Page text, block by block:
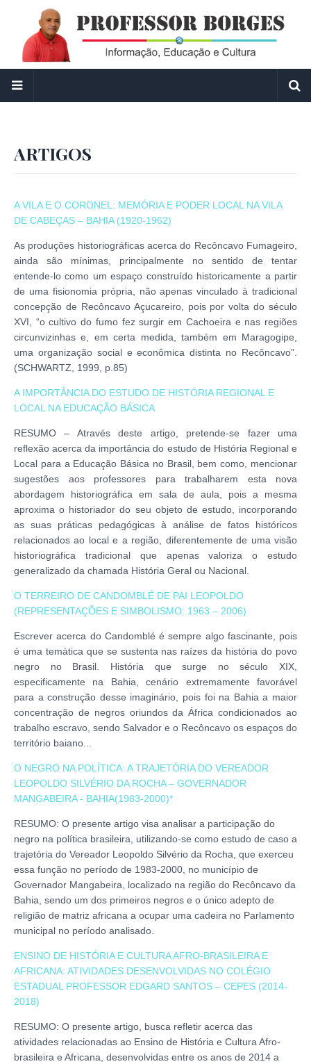
ARTIGOS
A VILA E O CORONEL: MEMÓRIA E PODER LOCAL NA VILA
DE CABEÇAS – BAHIA (1920-1962)
As produções historiográficas acerca do Recôncavo Fumageiro,
ainda são mínimas, principalmente no sentido de tentar
entende-lo como um espaço construído historicamente a partir
de uma fisionomia própria, não apenas vinculado à tradicional
concepção de Recôncavo Açucareiro, pois por volta do século
XVI, “o cultivo do fumo fez surgir em Cachoeira e nas regiões
circunvizinhas e, em certa medida, também em Maragogipe,
uma organização social e econômica distinta no Recôncavo”.
(SCHWARTZ, 1999, p.85)
A IMPORTÂNCIA DO ESTUDO DE HISTÓRIA REGIONAL E
LOCAL NA EDUCAÇÃO BÁSICA
RESUMO – Através deste artigo, pretende-se fazer uma
reflexão acerca da importância do estudo de História Regional e
Local para a Educação Básica no Brasil, bem como, mencionar
sugestões aos professores para trabalharem esta nova
abordagem historiográfica em sala de aula, pois a mesma
aproxima o historiador do seu objeto de estudo, incorporando
as suas práticas pedagógicas à análise de fatos históricos
relacionados ao local e a região, diferentemente de uma visão
historiográfica tradicional que apenas valoriza o estudo
generalizado da chamada História Geral ou Nacional.
O TERREIRO DE CANDOMBLÉ DE PAI LEOPOLDO
(REPRESENTAÇÕES E SIMBOLISMO: 1963 – 2006)
Escrever acerca do Candomblé é sempre algo fascinante, pois
é uma temática que se sustenta nas raízes da história do povo
negro no Brasil. História que surge no século XIX,
especificamente na Bahia, cenário extremamente favorável
para a construção desse imaginário, pois foi na Bahia a maior
concentração de negros oriundos da África condicionados ao
trabalho escravo, sendo Salvador e o Recôncavo os espaços do
território baiano...
O NEGRO NA POLÍTICA: A TRAJETÓRIA DO VEREADOR
LEOPOLDO SILVÉRIO DA ROCHA – GOVERNADOR
MANGABEIRA - BAHIA(1983-2000)*
RESUMO: O presente artigo visa analisar a participação do
negro na política brasileira, utilizando-se como estudo de caso a
trajetória do Vereador Leopoldo Silvério da Rocha, que exerceu
essa função no período de 1983-2000, no município de
Governador Mangabeira, localizado na região do Recôncavo da
Bahia, sendo um dos primeiros negros e o único adepto de
religião de matriz africana a ocupar uma cadeira no Parlamento
municipal no período analisado.
ENSINO DE HISTÓRIA E CULTURA AFRO-BRASILEIRA E
AFRICANA: ATIVIDADES DESENVOLVIDAS NO COLÉGIO
ESTADUAL PROFESSOR EDGARD SANTOS – CEPES (2014-
2018)
RESUMO: O presente artigo, busca refletir acerca das
atividades relacionadas ao Ensino de História e Cultura Afro-
brasileira e Africana, desenvolvidas entre os anos de 2014 a